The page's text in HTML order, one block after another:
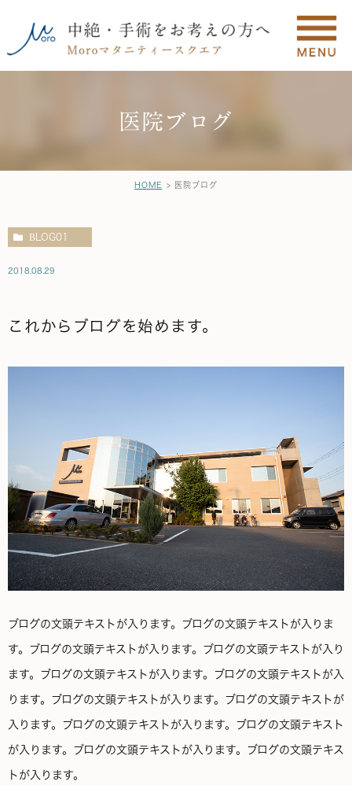
医院ブログ
HOME 医院ブログ
BLOG01
2018.08.29
これからブログを始めます。
ブログの文頭テキストが入ります。ブログの文頭テキストが入りま
す。ブログの文頭テキストが入ります。ブログの文頭テキストが入り
ます。ブログの文頭テキストが入ります。ブログの文頭テキストが入
ります。ブログの文頭テキストが入ります。ブログの文頭テキストが
入ります。ブログの文頭テキストが入ります。ブログの文頭テキスト
が入ります。ブログの文頭テキストが入ります。ブログの文頭テキス
トが入ります。